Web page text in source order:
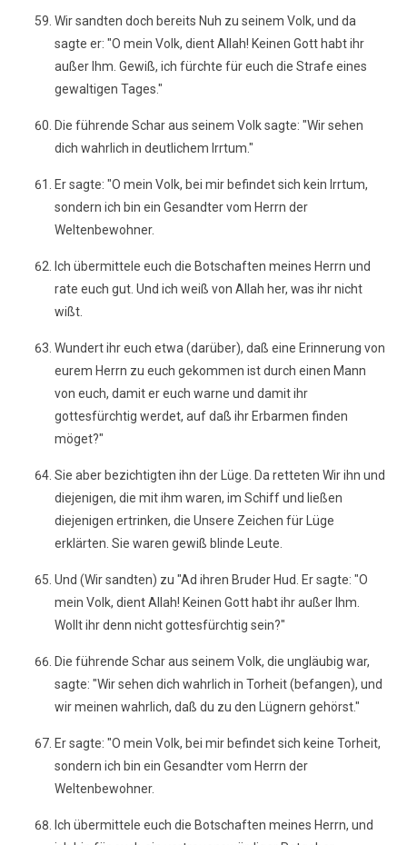
Wir sandten doch bereits Nuh zu seinem Volk, und da
sagte er: "O mein Volk, dient Allah! Keinen Gott habt ihr
außer Ihm. Gewiß, ich fürchte für euch die Strafe eines
gewaltigen Tages."
Die führende Schar aus seinem Volk sagte: "Wir sehen
dich wahrlich in deutlichem Irrtum."
Er sagte: "O mein Volk, bei mir befindet sich kein Irrtum,
sondern ich bin ein Gesandter vom Herrn der
Weltenbewohner.
Ich übermittele euch die Botschaften meines Herrn und
rate euch gut. Und ich weiß von Allah her, was ihr nicht
wißt.
Wundert ihr euch etwa (darüber), daß eine Erinnerung von
eurem Herrn zu euch gekommen ist durch einen Mann
von euch, damit er euch warne und damit ihr
gottesfürchtig werdet, auf daß ihr Erbarmen finden
möget?"
Sie aber bezichtigten ihn der Lüge. Da retteten Wir ihn und
diejenigen, die mit ihm waren, im Schiff und ließen
diejenigen ertrinken, die Unsere Zeichen für Lüge
erklärten. Sie waren gewiß blinde Leute.
Und (Wir sandten) zu "Ad ihren Bruder Hud. Er sagte: "O
mein Volk, dient Allah! Keinen Gott habt ihr außer Ihm.
Wollt ihr denn nicht gottesfürchtig sein?"
Die führende Schar aus seinem Volk, die ungläubig war,
sagte: "Wir sehen dich wahrlich in Torheit (befangen), und
wir meinen wahrlich, daß du zu den Lügnern gehörst."
Er sagte: "O mein Volk, bei mir befindet sich keine Torheit,
sondern ich bin ein Gesandter vom Herrn der
Weltenbewohner.
Ich übermittele euch die Botschaften meines Herrn, und